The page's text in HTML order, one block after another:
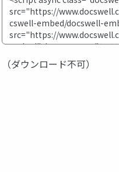
（ダウンロード不可）